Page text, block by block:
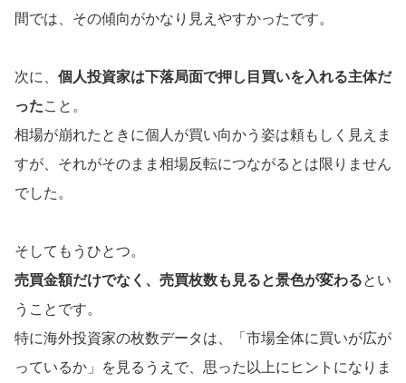
間では、その傾向がかなり見えやすかったです。
次に、 個人投資家は下落局面で押し目買いを入れる主体だ
ったこと。
相場が崩れたときに個人が買い向かう姿は頼もしく見えま
すが、それがそのまま相場反転につながるとは限りません
でした。
そしてもうひとつ。
売買金額だけでなく、売買枚数も見ると景色が変わるとい
うことです。
特に海外投資家の枚数データは、「市場全体に買いが広が
っているか」を見るうえで、思った以上にヒントになりま